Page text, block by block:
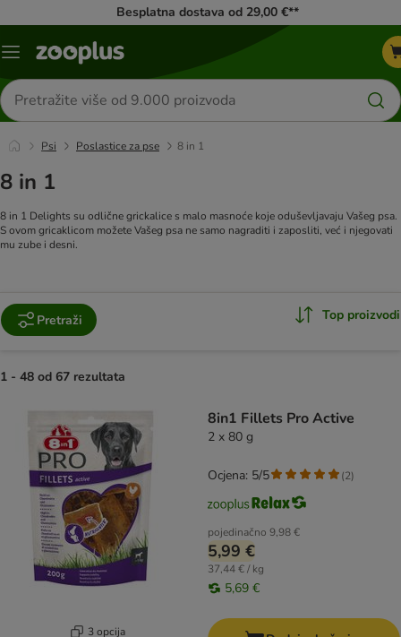
Besplatna dostava od 29,00 €**
Izbornik
Traži
proizvode
Psi Poslastice za pse 8 in 1
8 in 1
8 in 1 Delights su odlične grickalice s malo masnoće koje oduševljavaju Vašeg psa.
S ovom gricaklicom možete Vašeg psa ne samo nagraditi i zaposliti, već i njegovati
mu zube i desni.
Pretraži Top proizvodi
1 - 48 od 67 rezultata
3 opcija
8in1 Fillets Pro Active
2 x 80 g
pojedinačno 9,98 €
5,99 €
37,44 € / kg
5,69 €
Ocjena: 5/5 (2)